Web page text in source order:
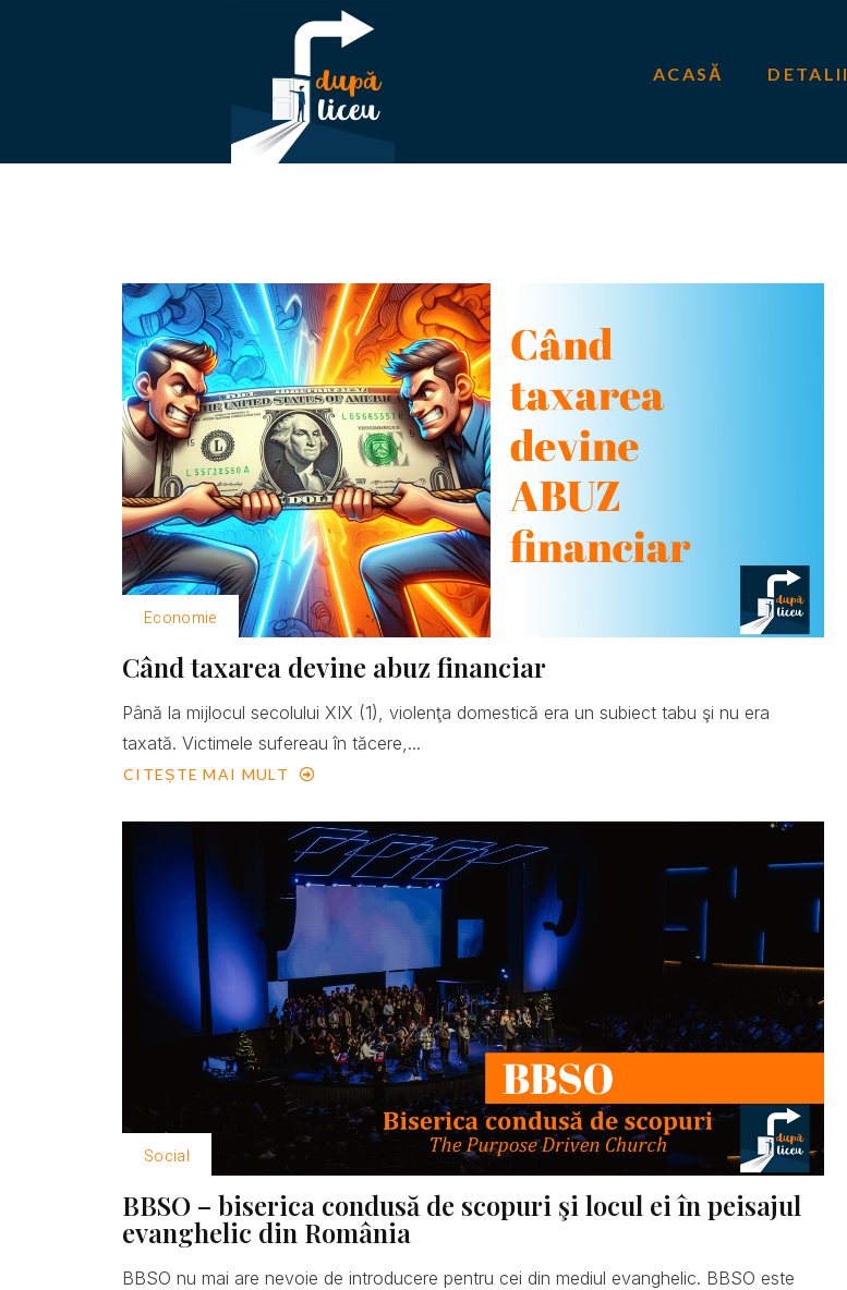
ACASĂ DETALII
Economie
Când taxarea devine abuz financiar
Până la mijlocul secolului XIX (1), violenţa domestică era un subiect tabu şi nu era
taxată. Victimele sufereau în tăcere,...
CITEȘTE MAI MULT
Social
BBSO – biserica condusă de scopuri şi locul ei în peisajul
evanghelic din România
BBSO nu mai are nevoie de introducere pentru cei din mediul evanghelic. BBSO este